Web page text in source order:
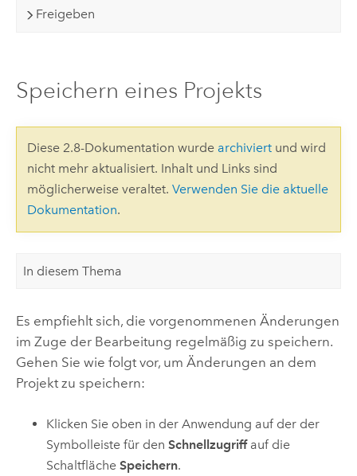
Freigeben
Speichern eines Projekts
Diese 2.8-Dokumentation wurde archiviertund wird
nicht mehr aktualisiert. Inhalt und Links sind
möglicherweise veraltet. Verwenden Sie die aktuelle
Dokumentation.
In diesem Thema
Es empfiehlt sich, die vorgenommenen Änderungen
im Zuge der Bearbeitung regelmäßig zu speichern.
Gehen Sie wie folgt vor, um Änderungen an dem
Projekt zu speichern:
Klicken Sie oben in der Anwendung auf der der
Symbolleiste für denSchnellzugriffauf die
SchaltflächeSpeichern.